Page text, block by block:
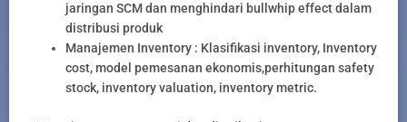
jaringan SCM dan menghindari bullwhip effect dalam
distribusi produk
Manajemen Inventory : Klasifikasi inventory, Inventory
cost, model pemesanan ekonomis,perhitungan safety
stock, inventory valuation, inventory metric.